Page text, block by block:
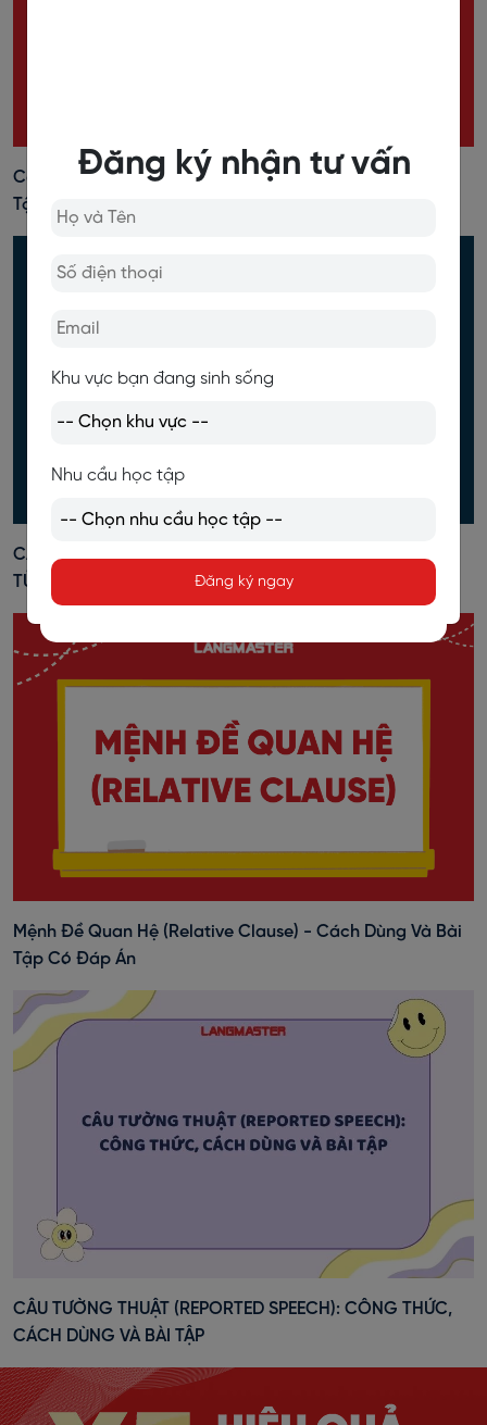
Câu Bị Động (Passive Voice): Định Nghĩa, Cấu Trúc, Bài
Tập Đầy Đủ Nhất
CÁCH NHẬN BIẾT DANH TỪ, ĐỘNG TỪ, TÍNH TỪ, TRẠNG
TỪ TRONG TIẾNG ANH
Mệnh Đề Quan Hệ (Relative Clause) - Cách Dùng Và Bài
Tập Có Đáp Án
CÂU TƯỜNG THUẬT (REPORTED SPEECH): CÔNG THỨC,
CÁCH DÙNG VÀ BÀI TẬP
Đăng ký nhận tư vấn
Khu vực bạn đang sinh sống
Nhu cầu học tập
Đăng ký ngay